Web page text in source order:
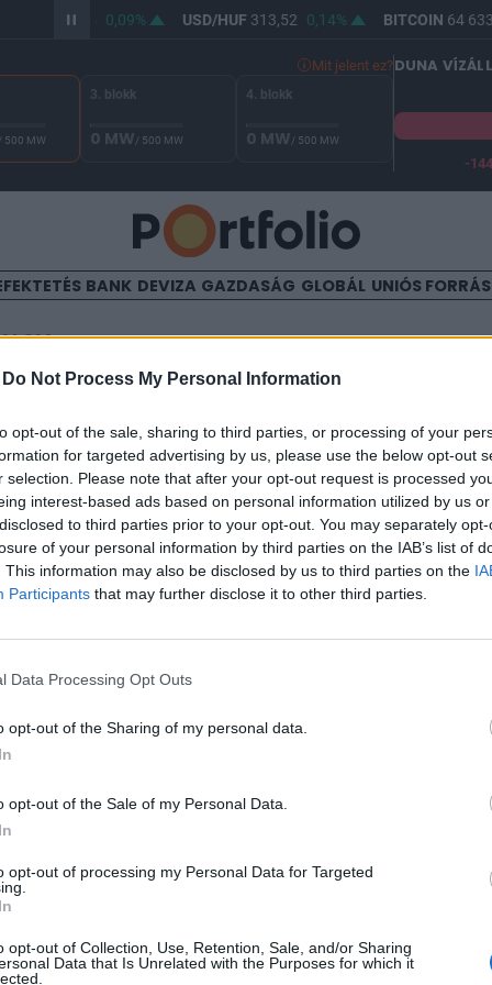
Do Not Process My Personal Information
opt-out of the sale, sharing to third parties, or processing of your
for targeted advertising by us, please use the below opt-out
selection. Please note that after your opt-out request is processed
interest-based ads based on personal information utilized by us
to third parties prior to your opt-out. You may separately
of your personal information by third parties on the IAB’s list of
This information may also be disclosed by us to third parties on the
Participants that may further disclose it to other third parties.
Data Processing Opt Outs
opt-out of the Sharing of my personal data.
opt-out of the Sale of my Personal Data.
opt-out of processing my Personal Data for Targeted
opt-out of Collection, Use, Retention, Sale, and/or Sharing
Data that Is Unrelated with the Purposes for which it
362,06 0,09% USD/HUF313,52 0,14% BITCOIN64
Mit jelent ez?
/ 500 MW
3. blokk
0 MW/ 500 MW
4. blokk
0 MW/ 500 MW
DUNA
-
BANK DEVIZA GAZDASÁG GLOBÁL UNIÓS
megjön a tavasz
idő várható szerda éjfélig, de estétől növekszik a
előrejelzése alapján. Az Időkép prognózisai szerint
az idő, a hétvégén már tavaszias hőmérséklet
részének időjárását egy délnyugatról benyúló anticiklon
nagyrészt enyhébb az idő. Frontrendszer a
valamint Norvégia északi részén fordul elő...
portfolio.hu hírarchívumához tartozik, melynek olvasása
tartalmazza:
elmúlt 2 év napon belüli